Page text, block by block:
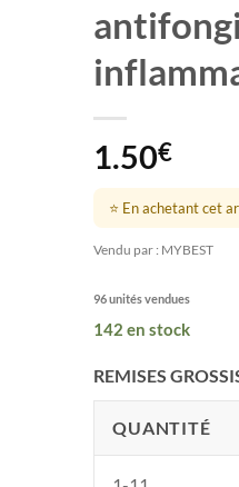
1.50€
⭐ En achetant cet
Vendu par : MYBEST
96 unités vendues
142 en stock
REMISES
QUANTITÉ